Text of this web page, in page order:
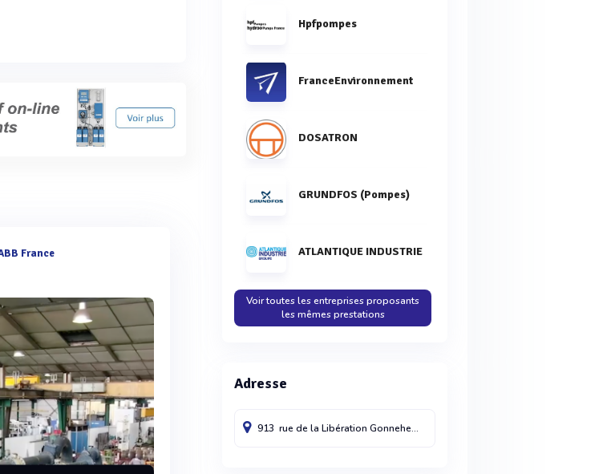
France
Hpfpompes
FranceEnvironnement
DOSATRON
GRUNDFOS (Pompes)
ATLANTIQUE INDUSTRIE
Voir toutes les entreprises proposants
les mêmes prestations
Adresse
913 rue de la LibérationGonnehem